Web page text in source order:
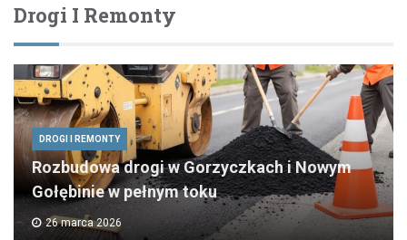
Drogi I Remonty
DROGI I REMONTY
Rozbudowa drogi w Gorzyczkach i Nowym
Gołębinie w pełnym toku
26 marca 2026